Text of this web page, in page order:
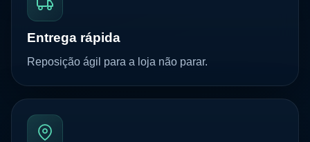
Entrega rápida
Reposição ágil para a loja não parar.